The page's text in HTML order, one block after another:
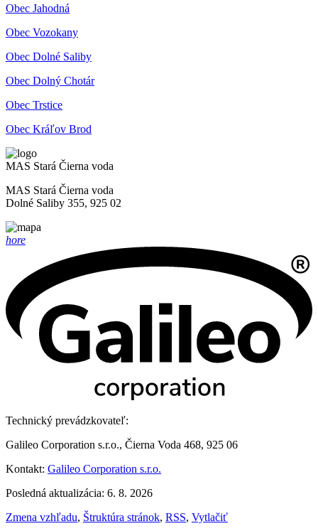
Obec Jahodná
Obec Vozokany
Obec Dolné Saliby
Obec Dolný Chotár
Obec Trstice
Obec Kráľov Brod
MAS Stará Čierna voda
MAS Stará Čierna voda
Dolné Saliby 355, 925 02
hore
Technický prevádzkovateľ:
Galileo Corporation s.r.o., Čierna Voda 468, 925 06
Kontakt: Galileo Corporation s.r.o.
Posledná aktualizácia: 6. 8. 2026
Zmena vzhľadu, Štruktúra stránok, RSS, Vytlačiť